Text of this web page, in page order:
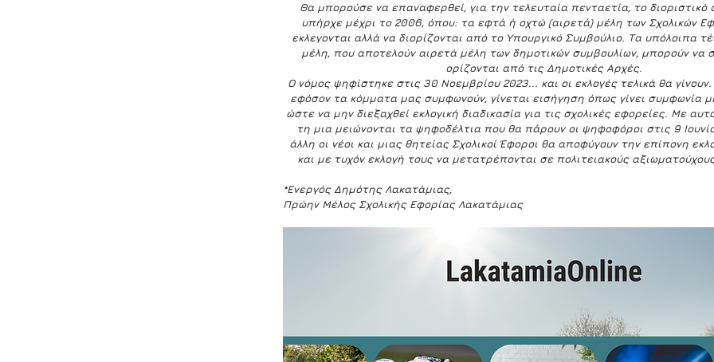
Θα μπορούσε να επαναφερθεί, για την τελευταία πενταετία, το
υπήρχε μέχρι το 2006, όπου: τα εφτά ή οχτώ (αιρετά) μέλη των Σχολικών
εκλεγονται αλλά να διορίζονται από το Υπουργικό Συμβούλιο. Τα υπόλοιπα
μέλη, που αποτελούν αιρετά μέλη των δημοτικών συμβουλίων, μπορούν να
ορίζονται από τις Δημοτικές Αρχές.
Ο νόμος ψηφίστηκε στις 30 Νοεμβρίου 2023... και οι εκλογές τελικά θα
εφόσον τα κόμματα μας συμφωνούν, γίνεται εισήγηση όπως γίνει συμφωνία
ώστε να μην διεξαχθεί εκλογική διαδικασία για τις σχολικές εφορείες. Με
τη μια μειώνονται τα ψηφοδέλτια που θα πάρουν οι ψηφοφόροι στις 9
άλλη οι νέοι και μιας θητείας Σχολικοί Έφοροι θα αποφύγουν την επίπονη
και με τυχόν εκλογή τους να μετατρέπονται σε πολιτειακούς
*Ενεργός Δημότης Λακατάμιας,
Πρώην Μέλος Σχολικής Εφορίας Λακατάμιας